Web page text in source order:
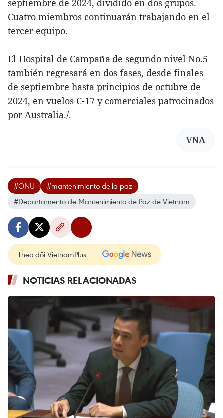
septiembre de 2024, dividido en dos grupos.
Cuatro miembros continuarán trabajando en el
tercer equipo.
El Hospital de Campaña de segundo nivel No.5
también regresará en dos fases, desde finales
de septiembre hasta principios de octubre de
2024, en vuelos C-17 y comerciales patrocinados
por Australia./.
VNA
#ONU
#mantenimiento de la paz
#Departamento de Mantenimiento de Paz de Vietnam
Theo dõi VietnamPlus
NOTICIAS RELACIONADAS